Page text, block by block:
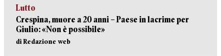
Lutto
Crespina, muore a 20 anni – Paese in lacrime per
Giulio: «Non è possibile»
di Redazione web